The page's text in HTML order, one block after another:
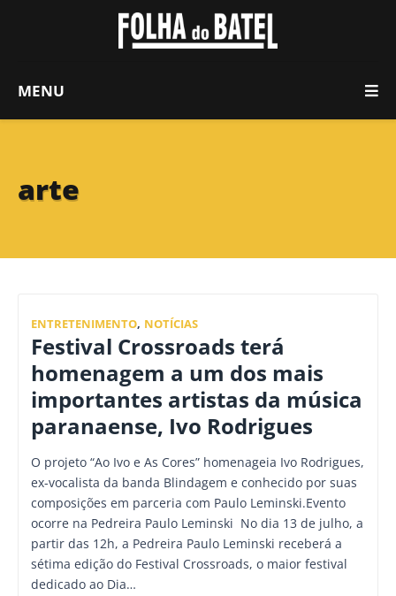
MENU
arte
ENTRETENIMENTO, NOTÍCIAS
Festival Crossroads terá
homenagem a um dos mais
importantes artistas da música
paranaense, Ivo Rodrigues
O projeto “Ao Ivo e As Cores” homenageia Ivo Rodrigues,
ex-vocalista da banda Blindagem e conhecido por suas
composições em parceria com Paulo Leminski.Evento
ocorre na Pedreira Paulo Leminski No dia 13 de julho, a
partir das 12h, a Pedreira Paulo Leminski receberá a
sétima edição do Festival Crossroads, o maior festival
dedicado ao Dia…